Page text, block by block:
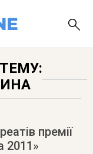
премії
2011»